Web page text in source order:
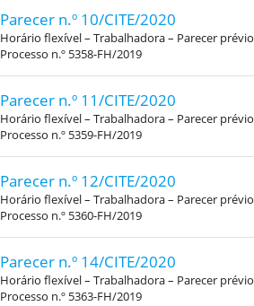
Parecer n.º 10/CITE/2020
Horário flexível – Trabalhadora – Parecer prévio
Processo n.º 5358-FH/2019
Parecer n.º 11/CITE/2020
Horário flexível – Trabalhadora – Parecer prévio
Processo n.º 5359-FH/2019
Parecer n.º 12/CITE/2020
Horário flexível – Trabalhadora – Parecer prévio
Processo n.º 5360-FH/2019
Parecer n.º 14/CITE/2020
Horário flexível – Trabalhadora – Parecer prévio
Processo n.º 5363-FH/2019